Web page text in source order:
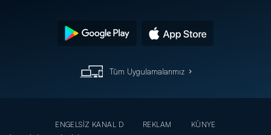
Tüm Uygulamalarımız
ENGELSİZ KANAL D REKLAM
KÜNYE